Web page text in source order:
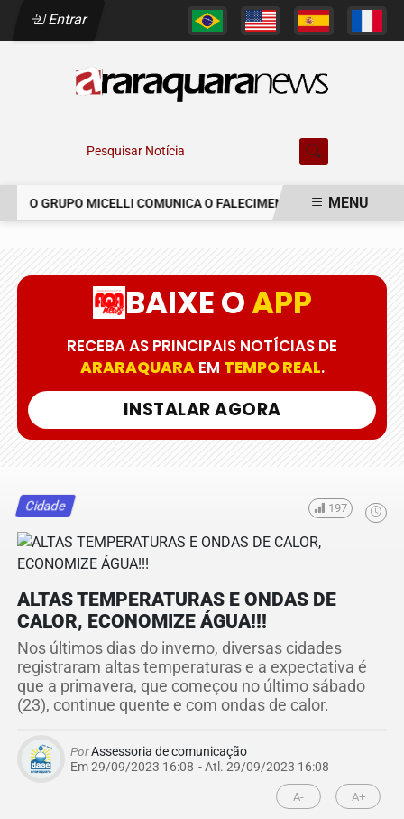
Entrar
Pesquisar Notícia
O GRUPO MICELLI COMUNICA O FALECIMENTO DO SR. MARCELO
MENU
BAIXE OAPP
RECEBA AS PRINCIPAIS NOTÍCIAS DE
ARARAQUARAEM TEMPO REAL.
INSTALAR AGORA
Cidade 197
ALTAS TEMPERATURAS E ONDAS DE
CALOR, ECONOMIZE ÁGUA!!!
Nos últimos dias do inverno, diversas cidades
registraram altas temperaturas e a expectativa é
que a primavera, que começou no último sábado
(23), continue quente e com ondas de calor.
PorAssessoria de comunicação
Em 29/09/2023 16:08 - Atl. 29/09/2023 16:08
A- A+